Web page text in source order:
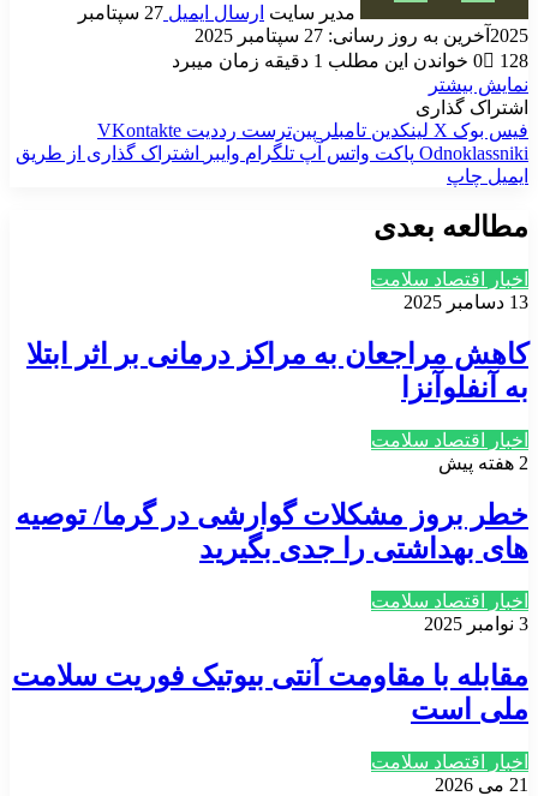
مدیر سایت ارسال ایمیل
27 سپتامبر
2025 آخرین به روز رسانی: 27 سپتامبر 2025
0
128
خواندن این مطلب 1 دقیقه زمان میبرد
نمایش بیشتر
اشتراک گذاری
فیس بوک X لینکدین ‫تامبلر ‫پین‌ترست ‫رددیت ‫VKontakte
‫Odnoklassniki پاکت واتس آپ تلگرام وایبر
اشتراک گذاری از طریق
ایمیل چاپ
مطالعه بعدی
اخبار اقتصاد سلامت
13 دسامبر 2025
کاهش مراجعان به مراکز درمانی بر اثر ابتلا
به آنفلوآنزا
اخبار اقتصاد سلامت
2 هفته پیش
خطر بروز مشکلات گوارشی در گرما/ توصیه
های بهداشتی را جدی بگیرید
اخبار اقتصاد سلامت
3 نوامبر 2025
مقابله با مقاومت آنتی بیوتیک فوریت سلامت
ملی است
اخبار اقتصاد سلامت
21 می 2026